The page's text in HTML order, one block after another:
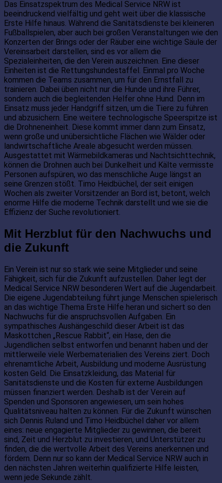
Das Einsatzspektrum des Medical Service NRW ist
beeindruckend vielfältig und geht weit über die klassische
Erste Hilfe hinaus. Während die Sanitätsdienste bei kleineren
Fußballspielen, aber auch bei großen Veranstaltungen wie den
Konzerten der Brings oder der Räuber eine wichtige Säule der
Vereinsarbeit darstellen, sind es vor allem die
Spezialeinheiten, die den Verein auszeichnen. Eine dieser
Einheiten ist die Rettungshundestaffel. Einmal pro Woche
kommen die Teams zusammen, um für den Ernstfall zu
trainieren. Dabei üben nicht nur die Hunde und ihre Führer,
sondern auch die begleitenden Helfer ohne Hund. Denn im
Einsatz muss jeder Handgriff sitzen, um die Tiere zu führen
und abzusichern. Eine weitere technologische Speerspitze ist
die Drohneneinheit. Diese kommt immer dann zum Einsatz,
wenn große und unübersichtliche Flächen wie Wälder oder
landwirtschaftliche Areale abgesucht werden müssen.
Ausgestattet mit Wärmebildkameras und Nachtsichttechnik,
können die Drohnen auch bei Dunkelheit und Kälte vermisste
Personen aufspüren, wo das menschliche Auge längst an
seine Grenzen stößt. Timo Heidbüchel, der seit einigen
Wochen als zweiter Vorsitzender an Bord ist, betont, welch
enorme Hilfe die moderne Technik darstellt und wie sie die
Effizienz der Suche revolutioniert.
Mit Herzblut für den Nachwuchs und
die Zukunft
Ein Verein ist nur so stark wie seine Mitglieder und seine
Fähigkeit, sich für die Zukunft aufzustellen. Daher legt der
Medical Service NRW besonderen Wert auf die Jugendarbeit.
Die eigene Jugendabteilung führt junge Menschen spielerisch
an das wichtige Thema Erste Hilfe heran und sichert so den
Nachwuchs für die anspruchsvollen Aufgaben. Ein
sympathisches Aushängeschild dieser Arbeit ist das
Maskottchen „Rescue Rabbit“, ein Hase, den die
Jugendlichen selbst entworfen und benannt haben und der
mittlerweile viele Werbematerialien des Vereins ziert. Doch
ehrenamtliche Arbeit, Ausbildung und moderne Ausrüstung
kosten Geld. Die Einsatzkleidung, das Material für
Sanitätsdienste und die Kosten für externe Ausbildungen
müssen finanziert werden. Deshalb ist der Verein auf
Spenden und Sponsoren angewiesen, um sein hohes
Qualitätsniveau halten zu können. Für die Zukunft wünschen
sich Dennis Ruland und Timo Heidbüchel daher vor allem
eines: neue engagierte Mitglieder zu gewinnen, die bereit
sind, Zeit und Herzblut zu investieren, und Unterstützer zu
finden, die die wertvolle Arbeit des Vereins anerkennen und
fördern. Denn nur so kann der Medical Service NRW auch in
den nächsten Jahren weiterhin qualifizierte Hilfe leisten,
wenn jede Sekunde zählt.